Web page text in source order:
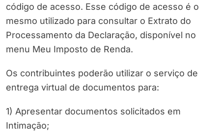
código de acesso. Esse código de acesso é o
mesmo utilizado para consultar o Extrato do
Processamento da Declaração, disponível no
menu Meu Imposto de Renda.
Os contribuintes poderão utilizar o serviço de
entrega virtual de documentos para:
1) Apresentar documentos solicitados em
Intimação;